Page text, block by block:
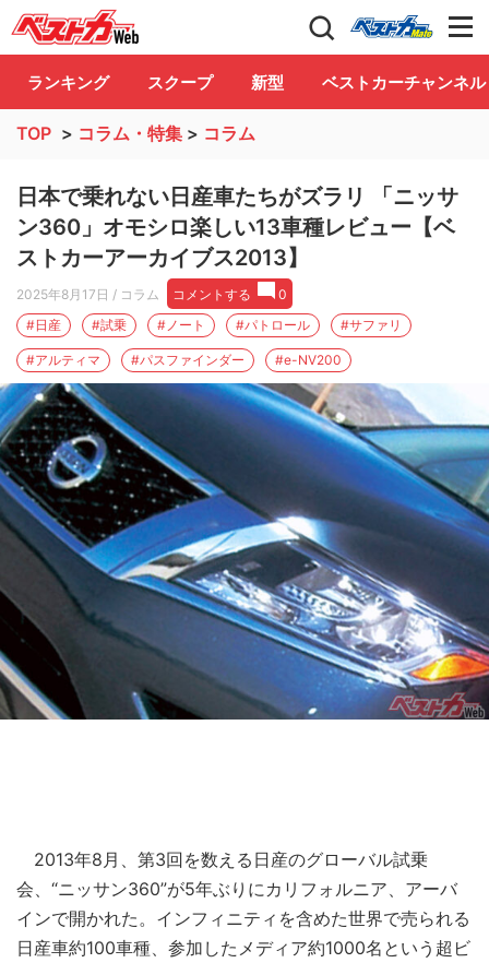
自動車情報誌「ベストカー」 Club
ランキング スクープ 新型 ベストカーチャンネル
TOP > コラム・特集 > コラム
日本で乗れない日産車たちがズラリ 「ニッサ
ン360」オモシロ楽しい13車種レビュー【ベ
ストカーアーカイブス2013】
2025年8月17日 / コラム コメントする
0
#日産
#試乗 #ノート #パトロール #サファリ
#アルティマ #パスファインダー #e-NV200
2013年8月、第3回を数える日産のグローバル試乗
会、“ニッサン360”が5年ぶりにカリフォルニア、アーバ
インで開かれた。インフィニティを含めた世界で売られる
日産車約100車種、参加したメディア約1000名という超ビ